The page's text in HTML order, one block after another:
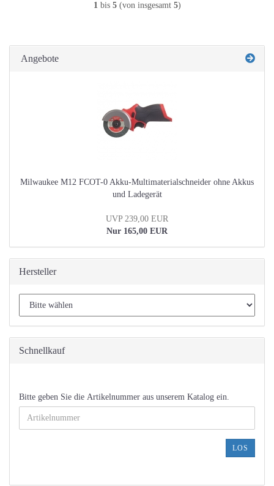
1bis 5(von insgesamt 5)
Angebote
Milwaukee M12 FCOT-0 Akku-Multimaterialschneider ohne Akkus
und Ladegerät
UVP 239,00 EUR
Nur 165,00 EUR
Hersteller
Schnellkauf
BITTE
GEBEN
SIE
Bitte geben Sie die Artikelnummer aus unserem Katalog ein.
LOS